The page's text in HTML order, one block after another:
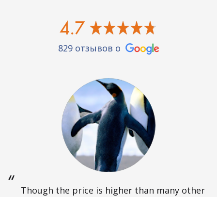
4.7
829 отзывов о
Though the price is higher than many other